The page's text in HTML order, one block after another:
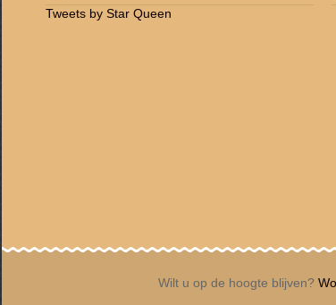
Tweets by Star Queen
Wilt u op de hoogte blijven?